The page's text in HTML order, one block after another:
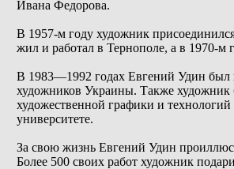
Ивана Федорова.
В 1957-м году художник
жил и работал в Тернополе, а в 1970-
В 1983—1992 годах Евгений Удин был
художников Украины. Также художник
художественной графики и
университете.
За свою жизнь Евгений Удин
Более 500 своих работ художник